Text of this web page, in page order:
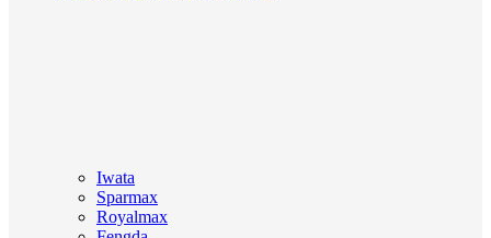
Iwata
Sparmax
Royalmax